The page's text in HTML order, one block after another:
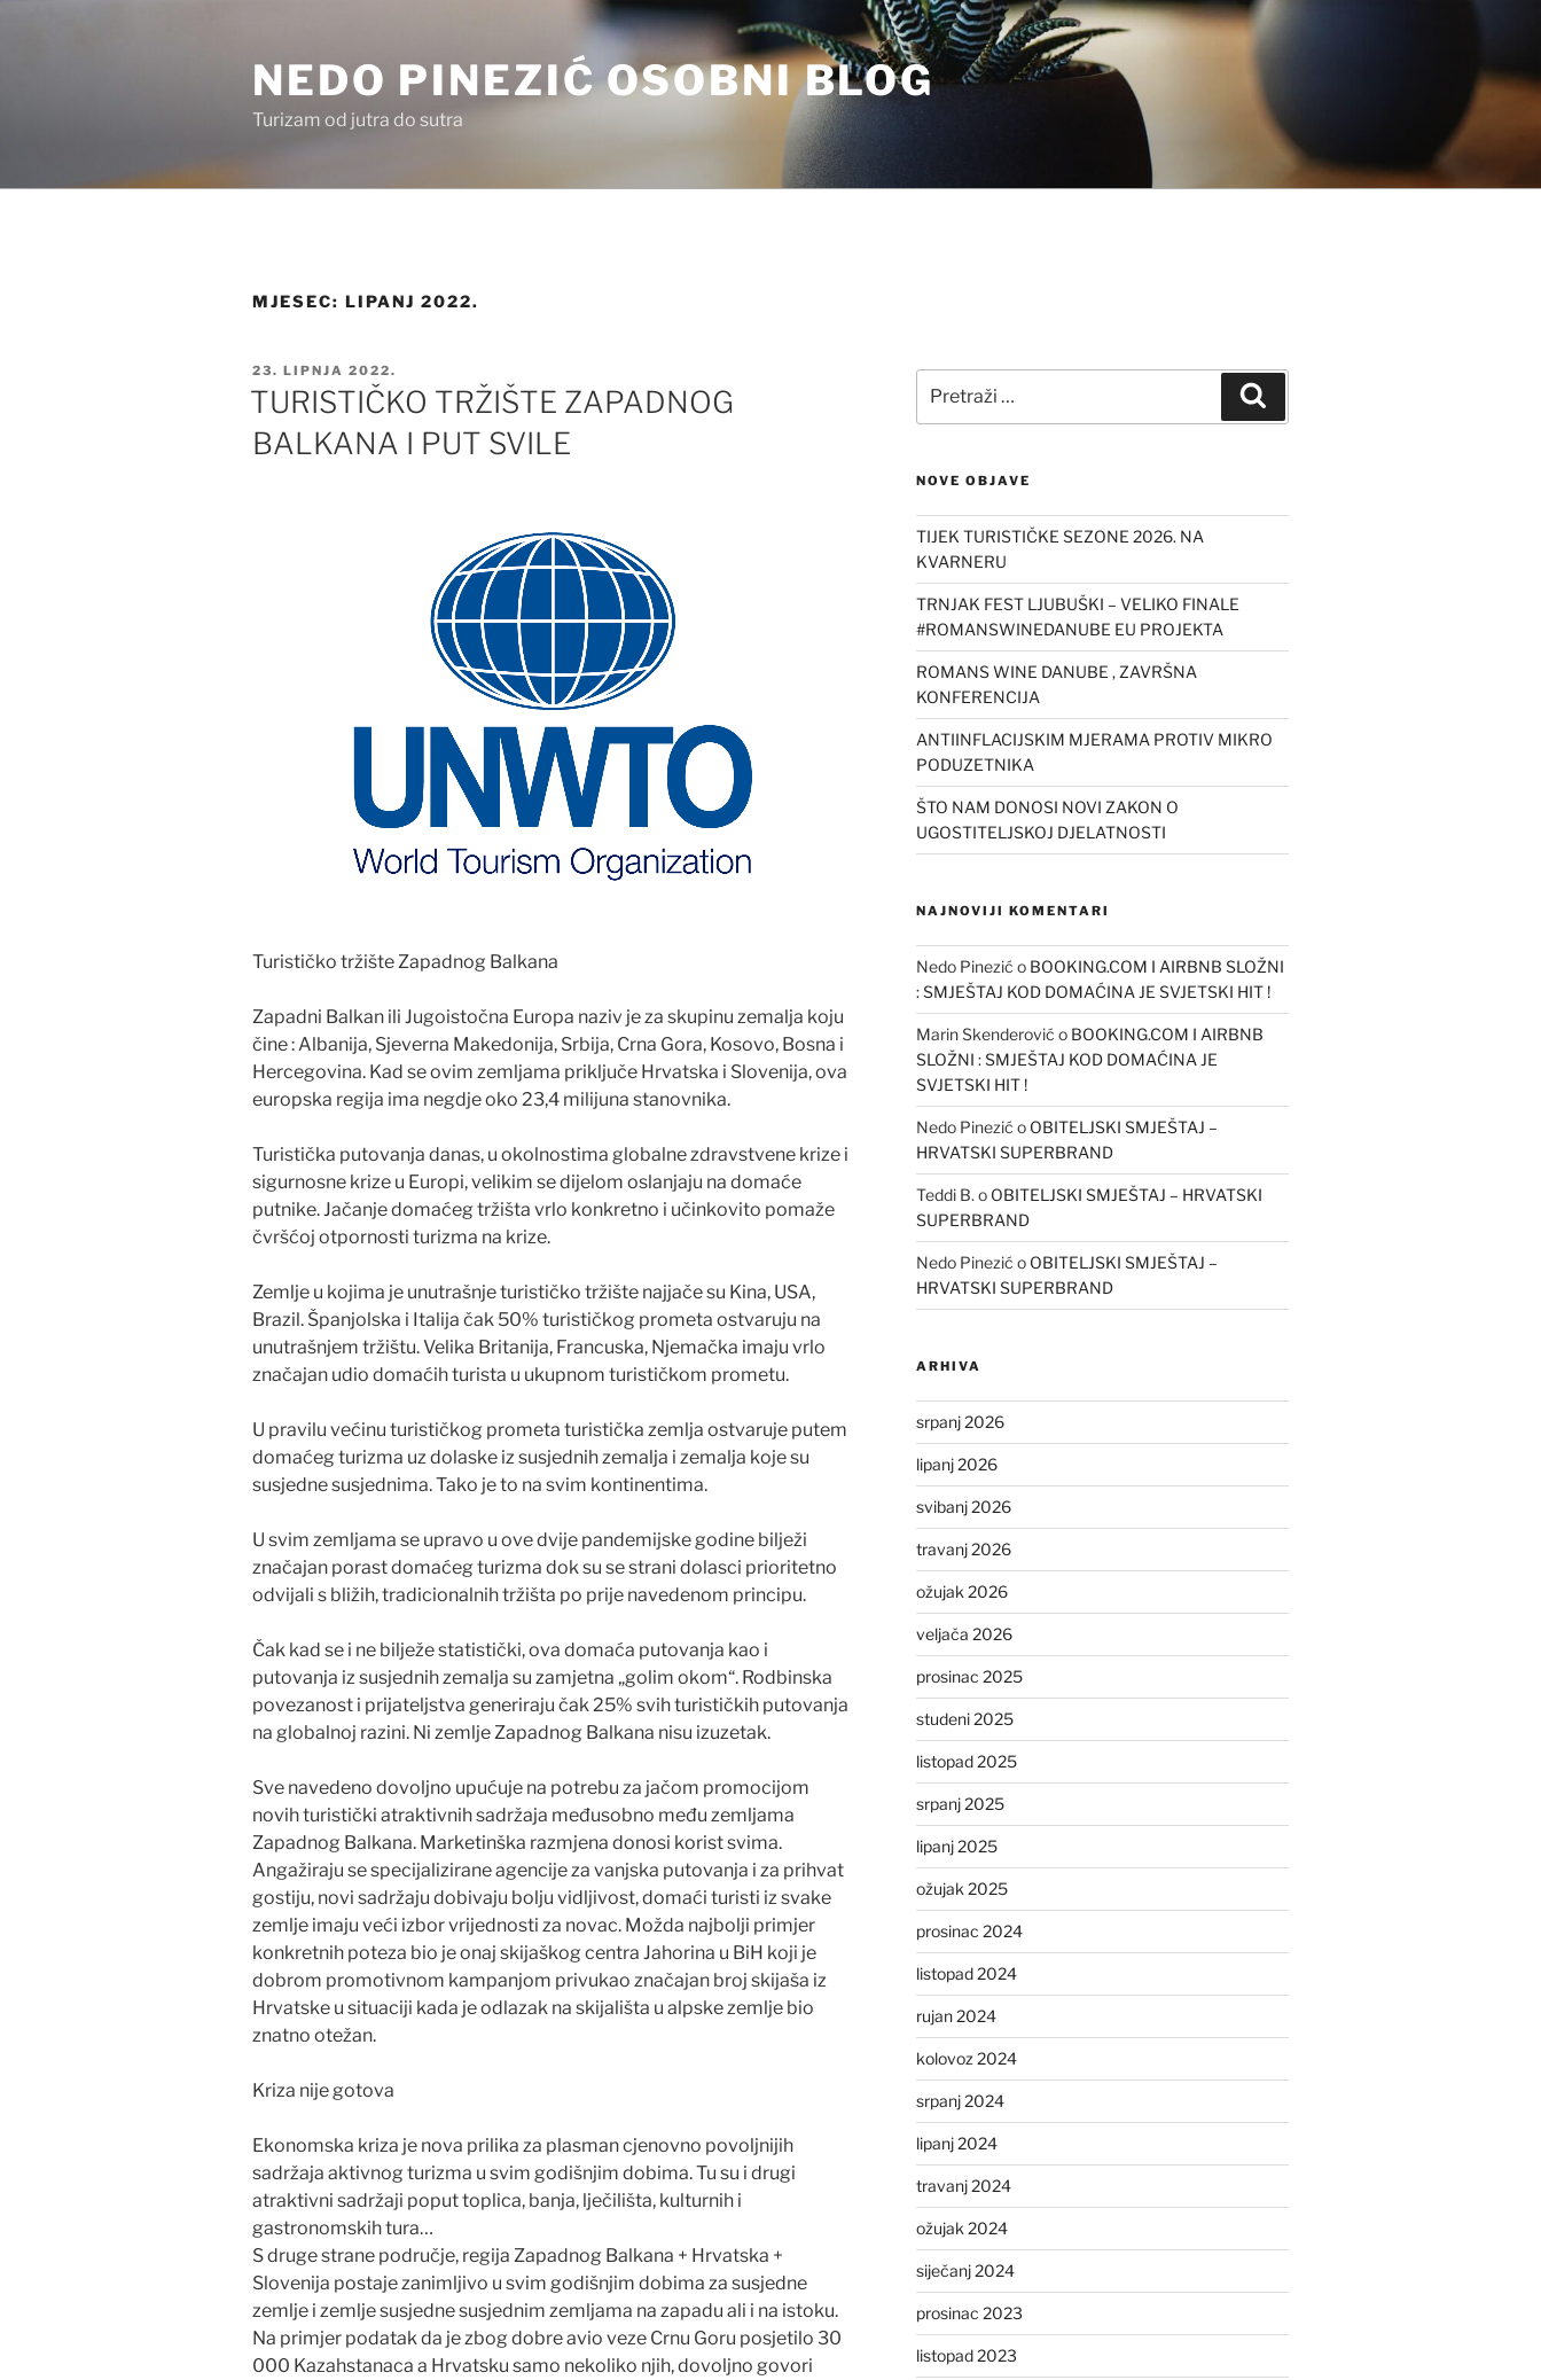
NEDO PINEZIĆ OSOBNI BLOG
Turizam od jutra do sutra
MJESEC: LIPANJ 2022.
OBJAVLJENO
23. LIPNJA 2022.
TURISTIČKO TRŽIŠTE ZAPADNOG
BALKANA I PUT SVILE
Turističko tržište Zapadnog Balkana
Zapadni Balkan ili Jugoistočna Europa naziv je za skupinu zemalja koju
čine : Albanija, Sjeverna Makedonija, Srbija, Crna Gora, Kosovo, Bosna i
Hercegovina. Kad se ovim zemljama priključe Hrvatska i Slovenija, ova
europska regija ima negdje oko 23,4 milijuna stanovnika.
Turistička putovanja danas, u okolnostima globalne zdravstvene krize i
sigurnosne krize u Europi, velikim se dijelom oslanjaju na domaće
putnike. Jačanje domaćeg tržišta vrlo konkretno i učinkovito pomaže
čvršćoj otpornosti turizma na krize.
Zemlje u kojima je unutrašnje turističko tržište najjače su Kina, USA,
Brazil. Španjolska i Italija čak 50% turističkog prometa ostvaruju na
unutrašnjem tržištu. Velika Britanija, Francuska, Njemačka imaju vrlo
značajan udio domaćih turista u ukupnom turističkom prometu.
U pravilu većinu turističkog prometa turistička zemlja ostvaruje putem
domaćeg turizma uz dolaske iz susjednih zemalja i zemalja koje su
susjedne susjednima. Tako je to na svim kontinentima.
U svim zemljama se upravo u ove dvije pandemijske godine bilježi
značajan porast domaćeg turizma dok su se strani dolasci prioritetno
odvijali s bližih, tradicionalnih tržišta po prije navedenom principu.
Čak kad se i ne bilježe statistički, ova domaća putovanja kao i
putovanja iz susjednih zemalja su zamjetna „golim okom“. Rodbinska
povezanost i prijateljstva generiraju čak 25% svih turističkih putovanja
na globalnoj razini. Ni zemlje Zapadnog Balkana nisu izuzetak.
Sve navedeno dovoljno upućuje na potrebu za jačom promocijom
novih turistički atraktivnih sadržaja međusobno među zemljama
Zapadnog Balkana. Marketinška razmjena donosi korist svima.
Angažiraju se specijalizirane agencije za vanjska putovanja i za prihvat
gostiju, novi sadržaju dobivaju bolju vidljivost, domaći turisti iz svake
zemlje imaju veći izbor vrijednosti za novac. Možda najbolji primjer
konkretnih poteza bio je onaj skijaškog centra Jahorina u BiH koji je
dobrom promotivnom kampanjom privukao značajan broj skijaša iz
Hrvatske u situaciji kada je odlazak na skijališta u alpske zemlje bio
znatno otežan.
Kriza nije gotova
Ekonomska kriza je nova prilika za plasman cjenovno povoljnijih
sadržaja aktivnog turizma u svim godišnjim dobima. Tu su i drugi
atraktivni sadržaji poput toplica, banja, lječilišta, kulturnih i
gastronomskih tura…
S druge strane područje, regija Zapadnog Balkana + Hrvatska +
Slovenija postaje zanimljivo u svim godišnjim dobima za susjedne
zemlje i zemlje susjedne susjednim zemljama na zapadu ali i na istoku.
Na primjer podatak da je zbog dobre avio veze Crnu Goru posjetilo 30
000 Kazahstanaca a Hrvatsku samo nekoliko njih, dovoljno govori
NOVE OBJAVE
TIJEK TURISTIČKE SEZONE 2026. NA
KVARNERU
TRNJAK FEST LJUBUŠKI – VELIKO FINALE
#ROMANSWINEDANUBE EU PROJEKTA
ROMANS WINE DANUBE , ZAVRŠNA
KONFERENCIJA
ANTIINFLACIJSKIM MJERAMA PROTIV MIKRO
PODUZETNIKA
ŠTO NAM DONOSI NOVI ZAKON O
UGOSTITELJSKOJ DJELATNOSTI
NAJNOVIJI KOMENTARI
Nedo Pinezić o BOOKING.COM I AIRBNB SLOŽNI
: SMJEŠTAJ KOD DOMAĆINA JE SVJETSKI HIT !
Marin Skenderović o BOOKING.COM I AIRBNB
SLOŽNI : SMJEŠTAJ KOD DOMAĆINA JE
SVJETSKI HIT !
Nedo Pinezić o OBITELJSKI SMJEŠTAJ –
HRVATSKI SUPERBRAND
Teddi B. o OBITELJSKI SMJEŠTAJ – HRVATSKI
SUPERBRAND
Nedo Pinezić o OBITELJSKI SMJEŠTAJ –
HRVATSKI SUPERBRAND
ARHIVA
srpanj 2026
lipanj 2026
svibanj 2026
travanj 2026
ožujak 2026
veljača 2026
prosinac 2025
studeni 2025
listopad 2025
srpanj 2025
lipanj 2025
ožujak 2025
prosinac 2024
listopad 2024
rujan 2024
kolovoz 2024
srpanj 2024
lipanj 2024
travanj 2024
ožujak 2024
siječanj 2024
prosinac 2023
listopad 2023